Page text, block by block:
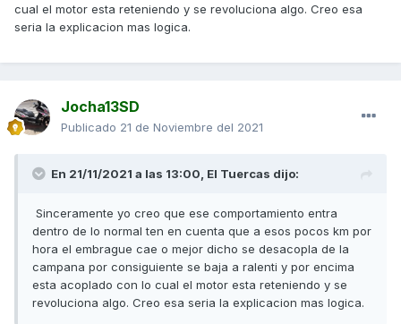
cual el motor esta reteniendo y se revoluciona algo. Creo esa
seria la explicacion mas logica.
Jocha13SD
Publicado 21 de Noviembre del 2021
En 21/11/2021 a las 13:00, El Tuercas dijo:
Sinceramente yo creo que ese comportamiento entra
dentro de lo normal ten en cuenta que a esos pocos km por
hora el embrague cae o mejor dicho se desacopla de la
campana por consiguiente se baja a ralenti y por encima
esta acoplado con lo cual el motor esta reteniendo y se
revoluciona algo. Creo esa seria la explicacion mas logica.